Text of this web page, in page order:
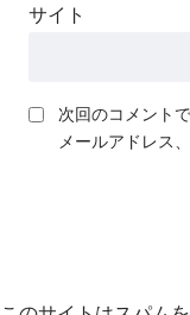
サイト
次回のコメント
メールアドレス